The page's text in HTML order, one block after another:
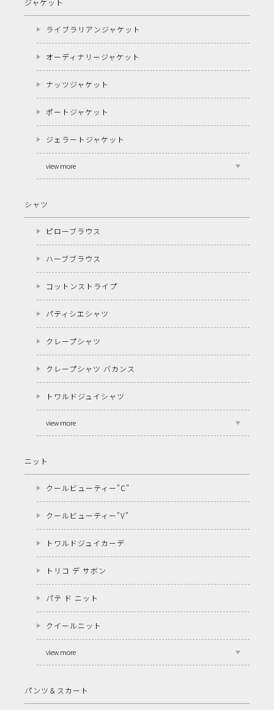
ジャケット
ライブラリアンジャケット
オーディナリージャケット
ナッツジャケット
ポートジャケット
ジェラートジャケット
view more
シャツ
ピローブラウス
ハーブブラウス
コットンストライプ
パティシエシャツ
クレープシャツ
クレープシャツ バカンス
トワルドジュイシャツ
view more
ニット
クールビューティー"C"
クールビューティー"V"
トワルドジュイカーデ
トリコ デ サボン
パテ ド ニット
クイールニット
view more
パンツ＆スカート